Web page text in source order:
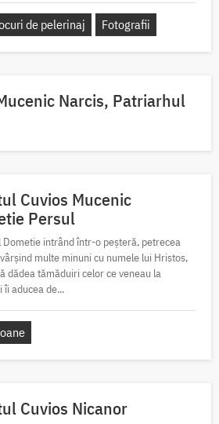
de pelerinaj Fotografii
Narcis, Patriarhul
Cuvios Mucenic
Persul
Dometie intrând într-o peșteră, petrecea
multe minuni cu numele lui Hristos,
dădea tămăduiri celor ce veneau la
îi aducea de...
Cuvios Nicanor